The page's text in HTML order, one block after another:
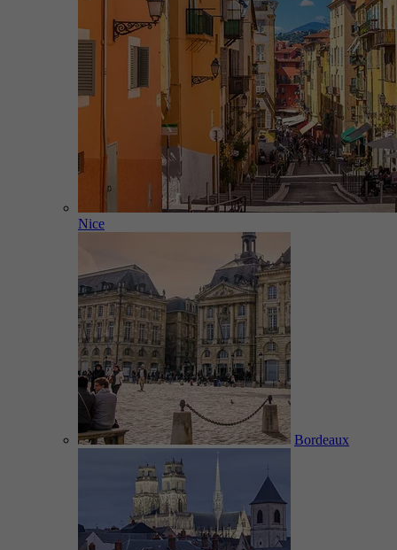
Nice
Bordeaux